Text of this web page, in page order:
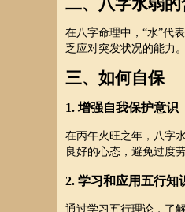
在八字命理中，“水”代
乏应对突发状况的能力。
三、如何自保
1. 增强自我保护意识
在丙午火旺之年，八字
良好的心态，避免过度
2. 学习和应用五行知
通过学习五行理论，了